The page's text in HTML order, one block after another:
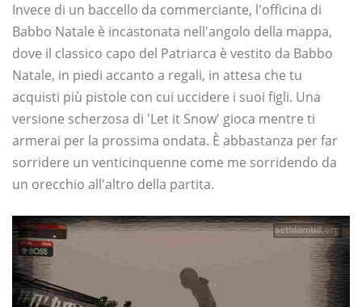
Invece di un baccello da commerciante, l'officina di
Babbo Natale è incastonata nell'angolo della mappa,
dove il classico capo del Patriarca è vestito da Babbo
Natale, in piedi accanto a regali, in attesa che tu
acquisti più pistole con cui uccidere i suoi figli. Una
versione scherzosa di 'Let it Snow' gioca mentre ti
armerai per la prossima ondata. È abbastanza per far
sorridere un venticinquenne come me sorridendo da
un orecchio all'altro della partita.